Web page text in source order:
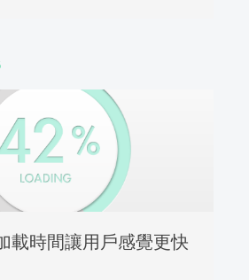
載時間讓用戶感覺更快